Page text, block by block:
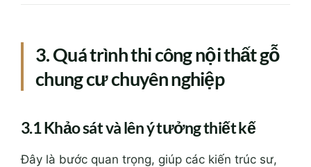
3. Quá trình thi công nội thất gỗ
chung cư chuyên nghiệp
3.1 Khảo sát và lên ý tưởng thiết kế
Đây là bước quan trọng, giúp các kiến trúc sư,